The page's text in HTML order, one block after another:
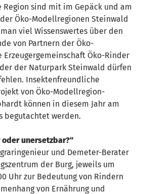
sind mit im Gepäck und am
Öko-Modellregionen Steinwald
viel Wissenswertes über den
von Partnern der Öko-
Öko-Rinder
der Naturpark Steinwald dürfen
Insektenfreundliche
von Öko-Modellregion-
können in diesem Jahr am
begutachtet werden.
unersetzbar?“
und Demeter-Berater
der Burg, jeweils um
Uhr zur Bedeutung von Rindern
von Ernährung und